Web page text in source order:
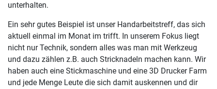
unterhalten.
Ein sehr gutes Beispiel ist unser Handarbeitstreff, das sich
aktuell einmal im Monat im trifft. In unserem Fokus liegt
nicht nur Technik, sondern alles was man mit Werkzeug
und dazu zählen z.B. auch Stricknadeln machen kann. Wir
haben auch eine Stickmaschine und eine 3D Drucker Farm
und jede Menge Leute die sich damit auskennen und dir